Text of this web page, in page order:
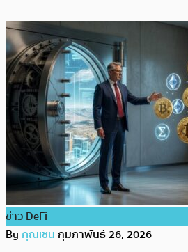
ข่าว DeFi
Byคุณเชนกุมภาพันธ์ 26, 2026